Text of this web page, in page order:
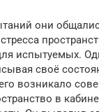
они
испытуемых.
своё
возникало
в